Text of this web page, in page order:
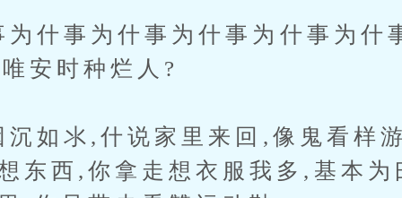
什事为什事为什事为什事为什
安时种烂人?
如氺,什说家里来回,像鬼看样
东西,你拿走想衣服我多,基本为